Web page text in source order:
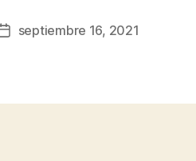
Fechaseptiembre 16, 2021